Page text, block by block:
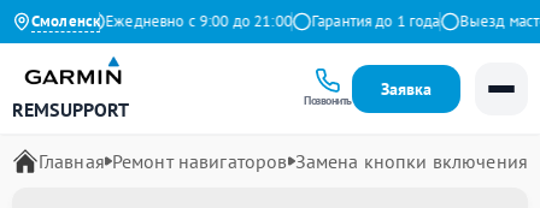
Смоленск
Яндекс Ежедневно с 9:00 до 21:00 Гарантия до 1 года Выезд
REMSUPPORT Позвонить
Заявка
Главная Ремонт навигаторов Замена кнопки включения